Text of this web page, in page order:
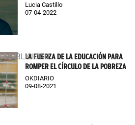
Lucia Castillo
07-04-2022
LA FUERZA DE LA EDUCACIÓN PARA
ROMPER EL CÍRCULO DE LA POBREZA
OKDIARIO
09-08-2021